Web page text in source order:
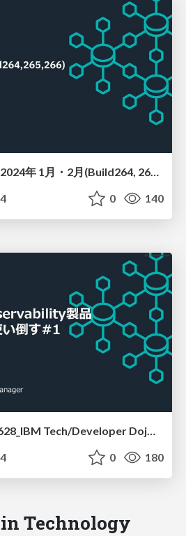
InstaNight Club #4 -2024年 1月・2月(Build264, 265, 266) リリースご紹介-
0 140
【投影資料】20230628_IBM Tech/Developer Dojo_Instanaを使い倒す#1
0 180
Technology